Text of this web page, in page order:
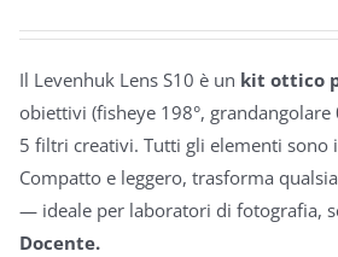
Il Levenhuk Lens S10 è un kit ottico
obiettivi (fisheye 198°,
5 filtri creativi. Tutti gli elementi
Compatto e leggero, trasforma
— ideale per laboratori di fotografia,
Docente.